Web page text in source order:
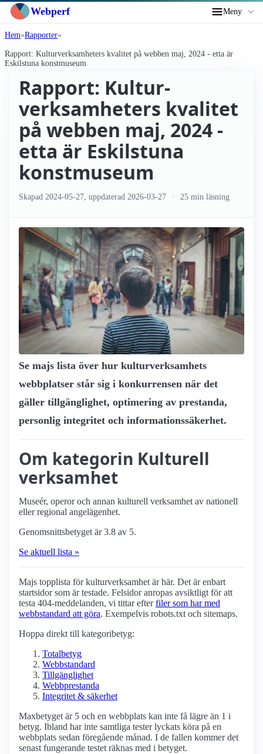
Webperf Meny
Hem Rapporter
Rapport: Kultur­verksamheters kvalitet på webben maj, 2024 - etta är
Eskilstuna konstmuseum
Rapport: Kultur­
verksamheters kvalitet
på webben maj, 2024 -
etta är Eskilstuna
konstmuseum
Skapad 2024-05-27 , uppdaterad 2026-03-27 25 min läsning
Se majs lista över hur kultur­verksamhets
webbplatser står sig i konkurrensen när det
gäller tillgänglighet, optimering av prestanda,
personlig integritet och informationssäkerhet.
Om kategorin Kulturell
verksamhet
Museér, operor och annan kulturell verksamhet av nationell
eller regional angelägenhet.
Genomsnittsbetyget är 3.8 av 5.
Se aktuell lista »
Majs topplista för kultur­verksamhet är här. Det är enbart
startsidor som är testade. Felsidor anropas avsiktligt för att
testa 404-meddelanden, vi tittar efterfiler som har med
webbstandard att göra. Exempelvis robots.txt och sitemaps.
Hoppa direkt till kategoribetyg:
Totalbetyg
Webbstandard
Tillgänglighet
Webbprestanda
Integritet & säkerhet
Maxbetyget är 5 och en webbplats kan inte få lägre än 1 i
betyg. Ibland har inte samtliga tester lyckats köra på en
webbplats sedan föregående månad. I de fallen kommer det
senast fungerande testet räknas med i betyget.